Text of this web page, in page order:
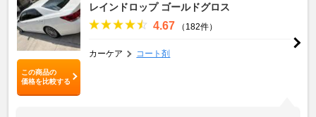
この商品の
価格を比較する
レインドロップ ゴールドグロス
4.67 （182件）
カーケア コート剤